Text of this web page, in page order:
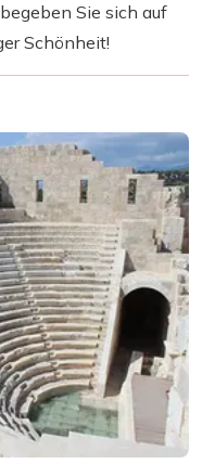
Sie sich auf
Schönheit!